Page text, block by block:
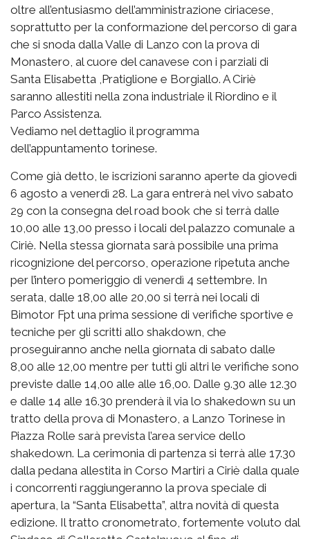
oltre all’entusiasmo dell’amministrazione ciriacese,
soprattutto per la conformazione del percorso di gara
che si snoda dalla Valle di Lanzo con la prova di
Monastero, al cuore del canavese con i parziali di
Santa Elisabetta ,Pratiglione e Borgiallo. A Ciriè
saranno allestiti nella zona industriale il Riordino e il
Parco Assistenza.
Vediamo nel dettaglio il programma
dell’appuntamento torinese.
Come già detto, le iscrizioni saranno aperte da giovedì
6 agosto a venerdì 28. La gara entrerà nel vivo sabato
29 con la consegna del road book che si terrà dalle
10,00 alle 13,00 presso i locali del palazzo comunale a
Ciriè. Nella stessa giornata sarà possibile una prima
ricognizione del percorso, operazione ripetuta anche
per l’intero pomeriggio di venerdì 4 settembre. In
serata, dalle 18,00 alle 20,00 si terrà nei locali di
Bimotor Fpt una prima sessione di verifiche sportive e
tecniche per gli scritti allo shakdown, che
proseguiranno anche nella giornata di sabato dalle
8,00 alle 12,00 mentre per tutti gli altri le verifiche sono
previste dalle 14,00 alle alle 16,00. Dalle 9.30 alle 12.30
e dalle 14 alle 16.30 prenderà il via lo shakedown su un
tratto della prova di Monastero, a Lanzo Torinese in
Piazza Rolle sarà prevista l’area service dello
shakedown. La cerimonia di partenza si terrà alle 17.30
dalla pedana allestita in Corso Martiri a Ciriè dalla quale
i concorrenti raggiungeranno la prova speciale di
apertura, la “Santa Elisabetta”, altra novità di questa
edizione. Il tratto cronometrato, fortemente voluto dal